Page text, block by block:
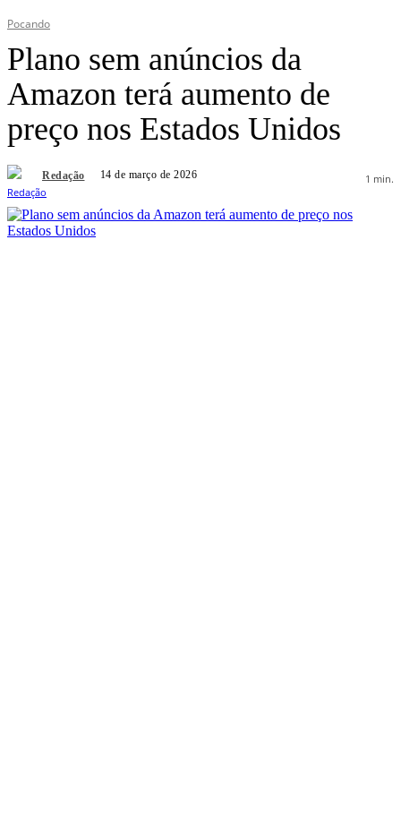
Pocando
Plano sem anúncios da
Amazon terá aumento de
preço nos Estados Unidos
Redação 14 de março de 2026 1 min.